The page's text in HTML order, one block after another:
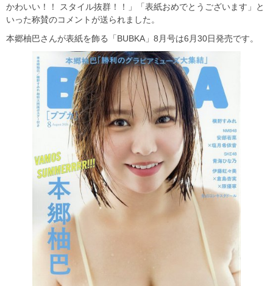
かわいい！！ スタイル抜群！！」「表紙おめでとうございます」と
いった称賛のコメントが送られました。
本郷柚巴さんが表紙を飾る「BUBKA」8月号は6月30日発売です。